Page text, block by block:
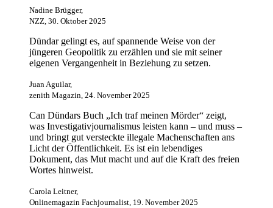
Nadine Brügger,
NZZ, 30. Oktober 2025
Dündar gelingt es, auf spannende Weise von der
jüngeren Geopolitik zu erzählen und sie mit seiner
eigenen Vergangenheit in Beziehung zu setzen.
Juan Aguilar,
zenith Magazin, 24. November 2025
Can Dündars Buch „Ich traf meinen Mörder“ zeigt,
was Investigativjournalismus leisten kann – und muss –
und bringt gut versteckte illegale Machenschaften ans
Licht der Öffentlichkeit. Es ist ein lebendiges
Dokument, das Mut macht und auf die Kraft des freien
Wortes hinweist.
Carola Leitner,
Onlinemagazin Fachjournalist, 19. November 2025